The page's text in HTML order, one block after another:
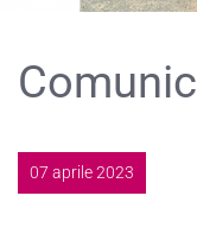
07 aprile 2023